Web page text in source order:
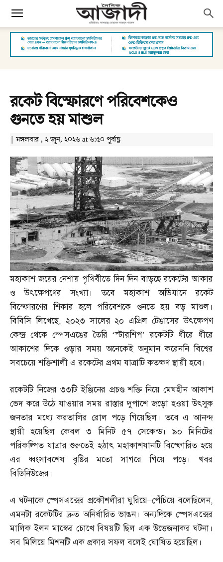
রকেট বিস্ফোরণে পরিবেশকেও
গুনতে হয় মাশুল
| মঙ্গলবার , ২ জুন, ২০২৬ at ৬:৫০ পূর্বাহ্ণ
মহাকাশ জয়ের নেশায় পৃথিবীতে দিন দিন বাড়ছে রকেটের আকার
ও উৎক্ষেপণের সংখ্যা। তবে মহাকাশ অভিযানে রকেট
বিস্ফোরণের শিকার হলে পরিবেশকে গুনতে হয় বড় মাশুল।
বিবিসি লিখেছে, ২০২৩ সালের ২০ এপ্রিল টেঙাসের উৎক্ষেপণ
কেন্দ্র থেকে স্পেসএঙের তৈরি ‘স্টারশিপ’ রকেটটি ধীরে ধীরে
আকাশের দিকে ওড়ার সময় অনেকেই অনুমান করেননি বিশ্বের
সবচেয়ে শক্তিশালী এ রকেটের প্রথম যাত্রাটি কতক্ষণ স্থায়ী হবে।
রকেটটি নিজের ৩৩টি ইঞ্জিনের প্রচণ্ড শক্তি নিয়ে মেঘহীন আকাশ
ভেদ করে উঠে যাওয়ার সময় রাস্তার দুপাশে জড়ো হওয়া উৎসুক
জনতার মধ্যে করতালির রোল পড়ে গিয়েছিল। তবে এ আনন্দ
স্থায়ী হয়েছিল কেবল ৩ মিনিট ৫৭ সেকেন্ড। ৯০ মিনিটের
পরিকল্পিত যাত্রার শুরুতেই হঠাৎ মহাকাশযানটি বিস্ফোরিত হয়ে
এর ধ্বংসাবশেষ বৃষ্টির মতো সাগরে গিয়ে পড়ে। খবর
বিডিনিউজের।
এ ঘটনাকে স্পেসএক্সের প্রকৌশলীরা ঘুরিয়ে–পেঁচিয়ে বলেছিলেন,
এমনটা রকেটটির দ্রুত অনির্ধারিত ভাঙন। অন্যদিকে স্পেসএক্সের
মালিক ইলন মাস্কের চোখে বিষয়টি ছিল এক উত্তেজনাকর ঘটনা।
সব মিলিয়ে মিশনটি এক প্রকার সফল বলেই ঘোষিত হয়েছিল।